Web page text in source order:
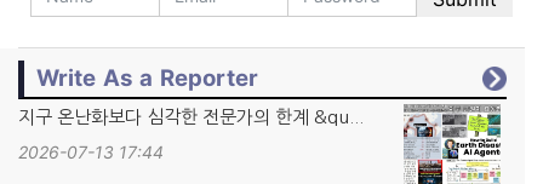
Write As a Reporter
지구 온난화보다 심각한 전문가의 한계 &qu...
2026-07-13 17:44